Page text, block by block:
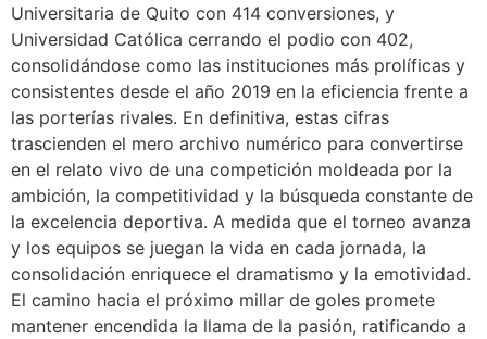
Universitaria de Quito con 414 conversiones, y
Universidad Católica cerrando el podio con 402,
consolidándose como las instituciones más prolíficas y
consistentes desde el año 2019 en la eficiencia frente a
las porterías rivales. En definitiva, estas cifras
trascienden el mero archivo numérico para convertirse
en el relato vivo de una competición moldeada por la
ambición, la competitividad y la búsqueda constante de
la excelencia deportiva. A medida que el torneo avanza
y los equipos se juegan la vida en cada jornada, la
consolidación enriquece el dramatismo y la emotividad.
El camino hacia el próximo millar de goles promete
mantener encendida la llama de la pasión, ratificando a